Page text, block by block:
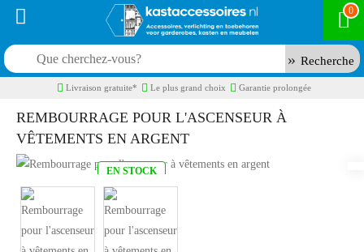
0
Recherche
Livraison gratuite* Le plus grand choix Garantie prolongée
REMBOURRAGE POUR L'ASCENSEUR À
VÊTEMENTS EN ARGENT
EN STOCK